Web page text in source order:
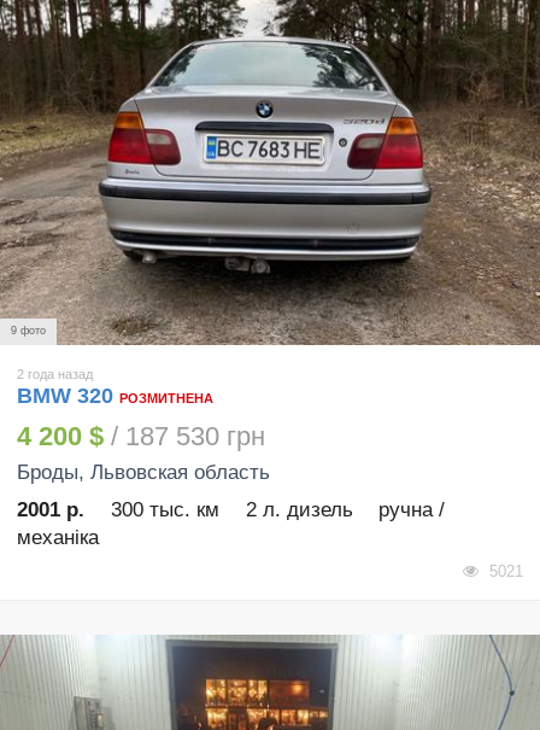
9 фото
2 года назад
BMW 320 РОЗМИТНЕНА
4 200 $ / 187 530 грн
Броды, Львовская область
2001 р.
300 тыс. км 2 л. дизель
ручна /
механіка
5021